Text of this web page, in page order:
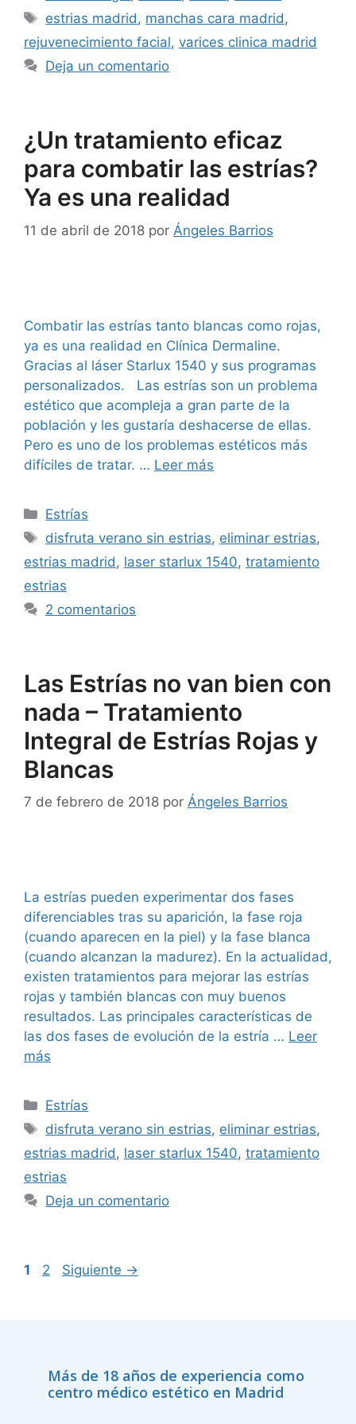
estrias madrid, manchas cara madrid,
rejuvenecimiento facial, varices clinica madrid
Deja un comentario
¿Un tratamiento eficaz
para combatir las estrías?
Ya es una realidad
11 de abril de 2018 por Ángeles Barrios
Combatir las estrías tanto blancas como rojas,
ya es una realidad en Clínica Dermaline.
Gracias al láser Starlux 1540 y sus programas
personalizados. Las estrías son un problema
estético que acompleja a gran parte de la
población y les gustaría deshacerse de ellas.
Pero es uno de los problemas estéticos más
difíciles de tratar. … Leer más
Estrías
disfruta verano sin estrias, eliminar estrias,
estrias madrid , laser starlux 1540, tratamiento
estrias
2 comentarios
Las Estrías no van bien con
nada – Tratamiento
Integral de Estrías Rojas y
Blancas
7 de febrero de 2018 por Ángeles Barrios
La estrías pueden experimentar dos fases
diferenciables tras su aparición, la fase roja
(cuando aparecen en la piel) y la fase blanca
(cuando alcanzan la madurez). En la actualidad,
existen tratamientos para mejorar las estrías
rojas y también blancas con muy buenos
resultados. Las principales características de
las dos fases de evolución de la estría … Leer
más
Estrías
disfruta verano sin estrias, eliminar estrias,
estrias madrid, laser starlux 1540, tratamiento
estrias
Deja un comentario
1 2 Siguiente →
Más de 18 años de experiencia como
centro médico estético en Madrid